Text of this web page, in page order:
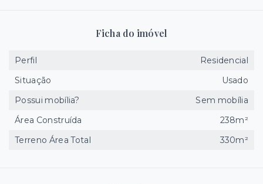
Ficha do imóvel
Perfil
Residencial
Situação
Usado
Possui mobília?
Sem mobília
Área Construída
238m²
Terreno Área Total
330m²